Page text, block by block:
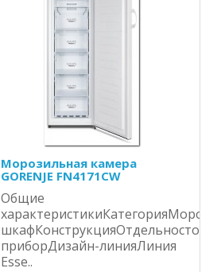
Морозильная камера
GORENJE FN4171CW
Общие
приборДизайн-линияЛиния
Esse..